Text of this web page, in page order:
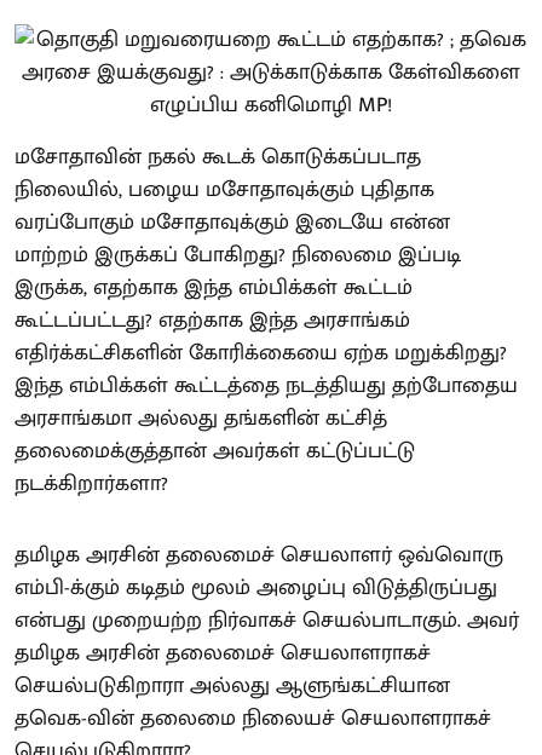
மசோதாவின் நகல் கூடக் கொடுக்கப்படாத
நிலையில், பழைய மசோதாவுக்கும் புதிதாக
வரப்போகும் மசோதாவுக்கும் இடையே என்ன
மாற்றம் இருக்கப் போகிறது? நிலைமை இப்படி
இருக்க, எதற்காக இந்த எம்பிக்கள் கூட்டம்
கூட்டப்பட்டது? எதற்காக இந்த அரசாங்கம்
எதிர்க்கட்சிகளின் கோரிக்கையை ஏற்க மறுக்கிறது?
இந்த எம்பிக்கள் கூட்டத்தை நடத்தியது தற்போதைய
அரசாங்கமா அல்லது தங்களின் கட்சித்
தலைமைக்குத்தான் அவர்கள் கட்டுப்பட்டு
நடக்கிறார்களா?
தமிழக அரசின் தலைமைச் செயலாளர் ஒவ்வொரு
எம்பி-க்கும் கடிதம் மூலம் அழைப்பு விடுத்திருப்பது
என்பது முறையற்ற நிர்வாகச் செயல்பாடாகும். அவர்
தமிழக அரசின் தலைமைச் செயலாளராகச்
செயல்படுகிறாரா அல்லது ஆளுங்கட்சியான
தவெக-வின் தலைமை நிலையச் செயலாளராகச்